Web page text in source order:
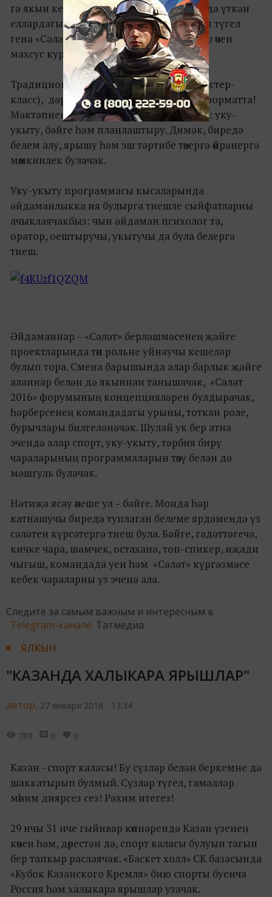
гә якын кеше катнашачак. Алар арасында үткән
еллардагы катнашучылар да, әле күптән түгел
генә «Сәләт» йортында яшь әйдаманнар өчен
махсус курс үткәннәре дә бар.
Традицион очрашулар, остаханәләр (мастер-
класс), дәресләр – барысы да быел яңа форматта!
Мәктәпнең программасы 3 өлештән тора: уку-
укыту, бәйге һәм планлаштыру. Димәк, биредә
белем алу, ярышу һәм эш тәртибе төзергә өйрәнергә
мөмкинлек булачак.
Уку-укыту программасы кысаларында
әйдаманлыкка ия булырга тиешле сыйфатларны
ачыклаячакбыз: чын әйдаман психолог та,
оратор, оештыручы, укытучы да була белергә
тиеш.
Әйдаманнар – «Сәләт» берләшмәсенең җәйге
проектларында төп рольне уйнаучы кешеләр
булып тора. Смена барышында алар барлык җәйге
аланнар белән дә якыннан танышачак, «Сәләт
2016» форумының концепцияләрен булдырачак,
һәрберсенең командадагы урыны, тоткан роле,
бурычлары билгеләнәчәк. Шулай ук бер атна
эчендә алар спорт, уку-укыту, тәрбия бирү
чараларының программаларын төзү белән дә
мәшгуль булачак.
Нәтиҗә ясау өлеше ул – бәйге. Монда һәр
катнашучы биредә туплаган белеме ярдәмендә үз
сәләтен күрсәтергә тиеш була. Бәйге, гадәттәгечә,
кичке чара, шәмчек, остаханә, топ-спикер, иҗади
чыгыш, командада уен һәм «Сәләт» күргәзмәсе
кебек чараларны үз эченә ала.
Следите за самым важным и интересным в
Telegram-канале Татмедиа
ЯЛКЫН
"КАЗАНДА ХАЛЫКАРА ЯРЫШЛАР"
автор, 27 января 2016 - 13:34
789 0 0
Казан - спорт каласы! Бу сүзләр белән беркемне дә
шаккатырып булмый. Сүзләр түгел, гамәлләр
мөһим диярсез сез! Рәхим итегез!
29 нчы 31 нче гыйнвар көннәрендә Казан үзенең
көчен һәм, дөрестән дә, спорт каласы булуын тагын
бер тапкыр раслаячак. «Баскет холл» СК базасында
«Кубок Казанского Кремля» бию спорты буенча
Россия һәм халыкара ярышлар узачак.